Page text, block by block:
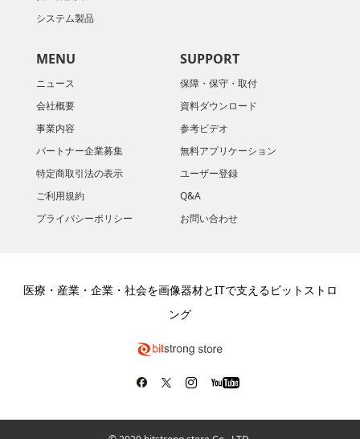
システム製品
MENU
ニュース
会社概要
​事業内容
パートナー企業募集
特定商取引法の表示
ご利用規約
プライバシーポリシー
SUPPORT
保障・保守・取付
資料ダウンロード
参考ビデオ
無料アプリケーション
ユーザー登録
Q&A
お問い合わせ
医療・産業・企業・社会を画像器材とITで支えるビットストロ
ング